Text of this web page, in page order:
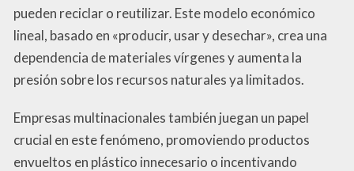
pueden reciclar o reutilizar. Este modelo económico
lineal, basado en «producir, usar y desechar», crea una
dependencia de materiales vírgenes y aumenta la
presión sobre los recursos naturales ya limitados.
Empresas multinacionales también juegan un papel
crucial en este fenómeno, promoviendo productos
envueltos en plástico innecesario o incentivando